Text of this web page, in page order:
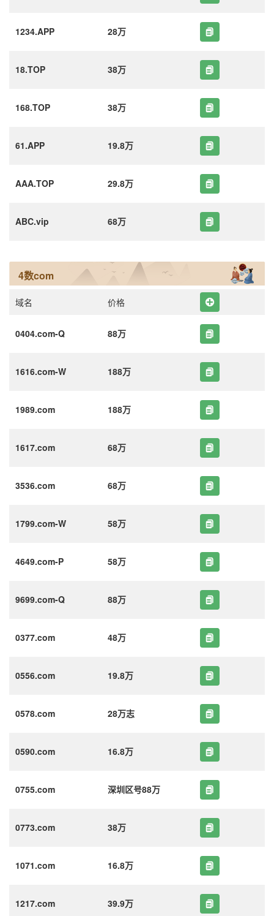
1234.APP 28万
18.TOP 38万
168.TOP 38万
61.APP 19.8万
AAA.TOP 29.8万
ABC.vip 68万
4数com
域名 价格
0404.com-Q 88万
1616.com-W 188万
1989.com 188万
1617.com 68万
3536.com 68万
1799.com-W 58万
4649.com-P 58万
9699.com-Q 88万
0377.com 48万
0556.com 19.8万
0578.com 28万志
0590.com 16.8万
0755.com 深圳区号88万
0773.com 38万
1071.com 16.8万
1217.com 39.9万